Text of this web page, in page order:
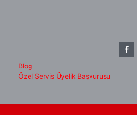
Blog
Özel Servis Üyelik Başvurusu